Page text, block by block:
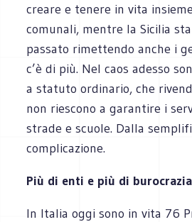
creare e tenere in vita
comunali, mentre la Sicilia
passato rimettendo anche i
c’è di più. Nel caos adesso
a statuto ordinario, che
non riescono a garantire i
strade e scuole. Dalla
complicazione.
Più di enti e più di burocrazia
In Italia oggi sono in vita 76